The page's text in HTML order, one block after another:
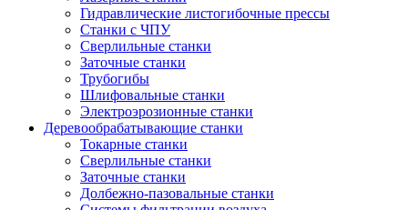
Гидравлические листогибочные прессы
Станки с ЧПУ
Сверлильные станки
Заточные станки
Трубогибы
Шлифовальные станки
Электроэрозионные станки
Деревообрабатывающие станки
Токарные станки
Сверлильные станки
Заточные станки
Долбежно-пазовальные станки